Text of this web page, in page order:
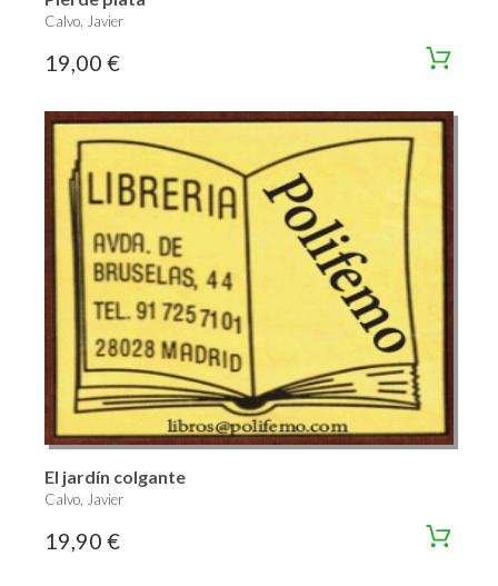
Calvo, Javier
19,00 €
El jardín colgante
Calvo, Javier
19,90 €